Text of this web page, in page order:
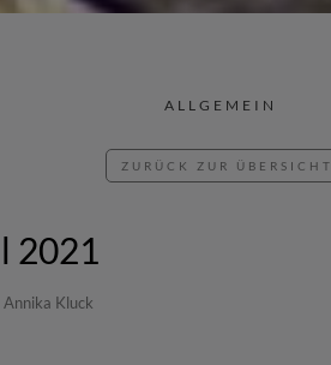
ALLGEMEIN
ZURÜCK ZUR ÜBERSICHT
2021
Annika Kluck